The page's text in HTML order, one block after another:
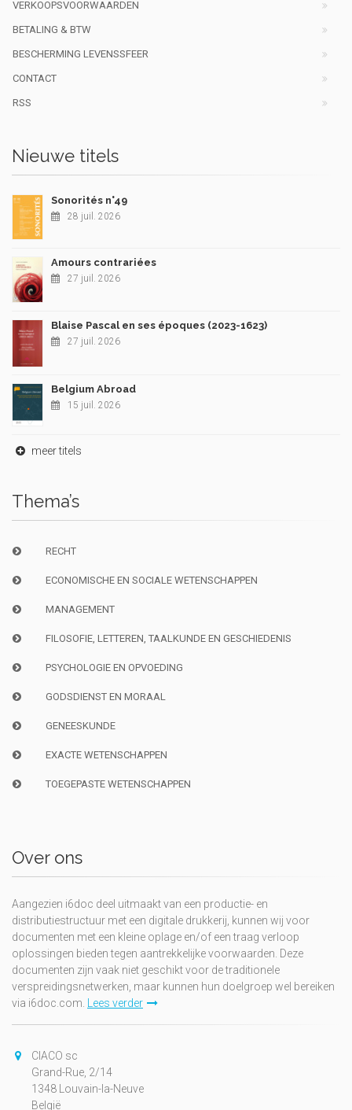
VERKOOPSVOORWAARDEN
BETALING & BTW
BESCHERMING LEVENSSFEER
CONTACT
RSS
Nieuwe titels
Sonorités n°49
28 juil. 2026
Amours contrariées
27 juil. 2026
Blaise Pascal en ses époques (2023-1623)
27 juil. 2026
Belgium Abroad
15 juil. 2026
meer titels
Thema’s
RECHT
ECONOMISCHE EN SOCIALE WETENSCHAPPEN
MANAGEMENT
FILOSOFIE, LETTEREN, TAALKUNDE EN GESCHIEDENIS
PSYCHOLOGIE EN OPVOEDING
GODSDIENST EN MORAAL
GENEESKUNDE
EXACTE WETENSCHAPPEN
TOEGEPASTE WETENSCHAPPEN
Over ons
Aangezien i6doc deel uitmaakt van een productie- en
distributiestructuur met een digitale drukkerij, kunnen wij voor
documenten met een kleine oplage en/of een traag verloop
oplossingen bieden tegen aantrekkelijke voorwaarden. Deze
documenten zijn vaak niet geschikt voor de traditionele
verspreidingsnetwerken, maar kunnen hun doelgroep wel bereiken
via i6doc.com. Lees verder
CIACO sc
Grand-Rue, 2/14
1348 Louvain-la-Neuve
België